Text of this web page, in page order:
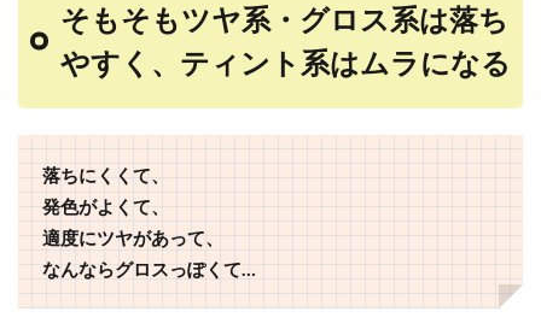
そもそもツヤ系・グロス系は落ち
やすく、ティント系はムラになる
落ちにくくて、
発色がよくて、
適度にツヤがあって、
なんならグロスっぽくて…